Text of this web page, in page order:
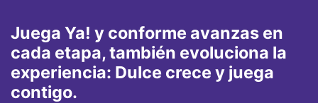
Juega Ya! y conforme avanzas en
cada etapa, también evoluciona la
experiencia: Dulce crece y juega
contigo.